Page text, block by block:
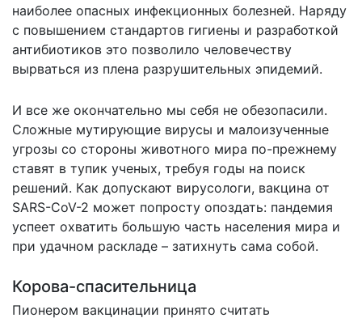
наиболее опасных инфекционных болезней. Наряду
с повышением стандартов гигиены и разработкой
антибиотиков это позволило человечеству
вырваться из плена разрушительных эпидемий.
И все же окончательно мы себя не обезопасили.
Сложные мутирующие вирусы и малоизученные
угрозы со стороны животного мира по-прежнему
ставят в тупик ученых, требуя годы на поиск
решений. Как допускают вирусологи, вакцина от
SARS-CoV-2 может попросту опоздать: пандемия
успеет охватить большую часть населения мира и
при удачном раскладе – затихнуть сама собой.
Корова-спасительница
Пионером вакцинации принято считать